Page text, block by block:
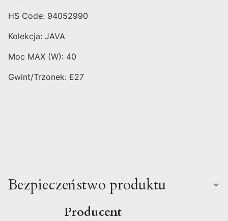
HS Code: 94052990
Kolekcja: JAVA
Moc MAX (W): 40
Gwint/Trzonek: E27
Bezpieczeństwo produktu
Producent